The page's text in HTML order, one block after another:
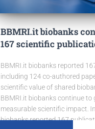
BBMRI.it biobanks
167 scientific
BBMRI.it biobanks reported
including 124 co-authored
scientific value of shared
BBMRI.it biobanks continue to
measurable scientific impact.
biobanks reported 167